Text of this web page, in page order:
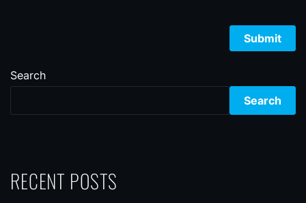
Search
Search
RECENT POSTS